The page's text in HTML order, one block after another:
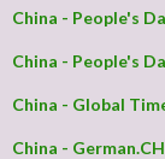
China - People's
China - People's
China - Global
China -